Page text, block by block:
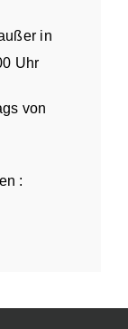
in
Uhr
von
: